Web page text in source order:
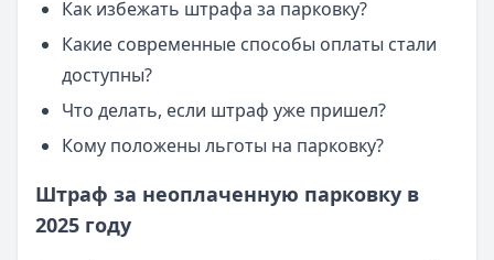
Как избежать штрафа за парковку?
Какие современные способы оплаты стали
доступны?
Что делать, если штраф уже пришел?
Кому положены льготы на парковку?
Штраф за неоплаченную парковку в
2025 году